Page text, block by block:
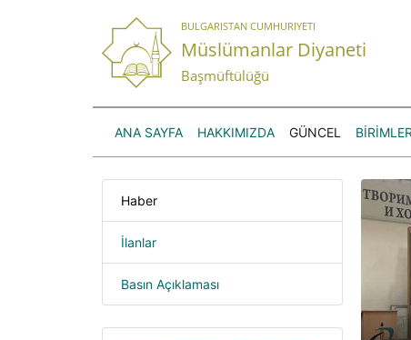
BULGARISTAN CUMHURIYETI
Müslümanlar Diyaneti
Başmüftülüğü
ANA SAYFA HAKKIMIZDA GÜNCEL BİRİMLER
Haber
İlanlar
Basın Açıklaması